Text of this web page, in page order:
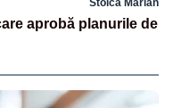
Stoica Marian
aprobă planurile de